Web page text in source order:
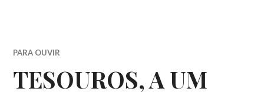
PARA OUVIR
TESOUROS, A UM